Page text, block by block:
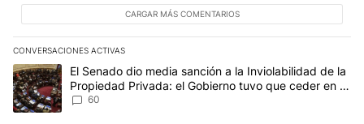
CARGAR MÁS COMENTARIOS
CONVERSACIONES ACTIVAS
Este listado muestra los artículos con más comentarios en los
Un artículo de tendencia con el título "El Senado dio media
El Senado dio media sanción a la Inviolabilidad de la
Propiedad Privada: el Gobierno tuvo que ceder en la
Ley del Manejo del Fuego
60